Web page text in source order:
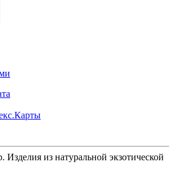
Изделия из натуральной экзотической